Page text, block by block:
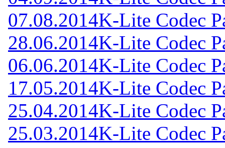
07.08.2014K-Lite Codec
28.06.2014K-Lite Codec
06.06.2014K-Lite Codec
17.05.2014K-Lite Codec
25.04.2014K-Lite Codec
25.03.2014K-Lite Codec